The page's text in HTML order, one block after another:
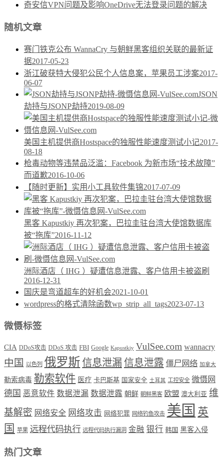
奇安信VPN问题及影响OneDrive无法登录问题的解决
随机文章
赛门铁克公布 WannaCry 与朝鲜黑客组织关联的最新证
据2017-05-23
浙江破获特大侵犯公民个人信息案，苹果员工涉案2017-
06-07
JSON
劫持与JSONP劫持2019-08-09
美国主机提供商Hostspace的独服性能速度测试小记2017-
08-18
枪毒动物等违禁品泛滥：Facebook 为新市场“技术故障”
而道歉2016-10-06
【随时更新】实用小工具软件集锦2017-07-09
黑客 Kapustkiy 再次犯案，巴拉圭驻台湾大使馆数据库
被“拖库”2016-11-12
洲际酒店（ IHG ）疑遭信息泄露、客户信用卡被盗刷
2016-12-31
国庆是弯道超车的好机会2021-10-01
wordpress的格式清除函数wp_strip_all_tags2023-07-13
微慑标签
CIA DDoS攻击 DDoS 攻击 FBI Google Kapustkiy VulSee.com wannacry
中国 以色列 俄罗斯信息泄漏信息泄露 僵尸网络 加拿大
勒索病毒 勒索软件 医疗 卡巴斯基 国家安全 土耳其 工控安全 微慑网
德国 恶意软件 数据泄漏 数据泄露 朝鲜 朝鲜黑客 欧盟 澳大利亚 维
基解密 网络安全 网络攻击 网络犯罪 网络钓鱼攻击 美国 英
国
苹果 远程代码执行 远程代码执行漏洞 金融 银行 韩国 黑客入侵
热门文章